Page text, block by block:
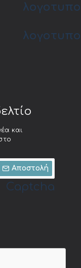
λογοτυπο
λογοτυπο
και
Αποστολή
Captcha